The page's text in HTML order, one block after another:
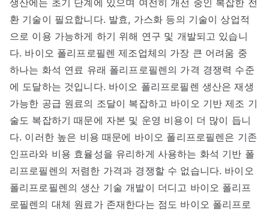
환 기술이 필요합니다. 발효, 가스화 등의 기술이 상업적
으로 이용 가능하게 하기 위해 연구 및 개발되고 있습니
다. 바이오 폴리프로필렌 제조업체의 가장 큰 어려움 중
하나는 화석 연료 유래 폴리프로필렌의 가격 경쟁력 수준
에 도달하는 것입니다. 바이오 폴리프로필렌 생산은 재생
가능한 공급 원료의 조달이 복잡하고 바이오 기반 제조 기
술도 복잡하기 때문에 자본 및 운영 비용이 더 많이 듭니
다. 이러한 높은 비용 때문에 바이오 폴리프로필렌은 기존
인프라와 비용 효율성을 유리하게 사용하는 화석 기반 폴
리프로필렌의 저렴한 가격과 경쟁할 수 없습니다. 바이오
폴리프로필렌의 생산 기술 개발이 더디고 바이오 폴리프
로필렌의 대체 원료가 존재한다는 점도 바이오 폴리프로